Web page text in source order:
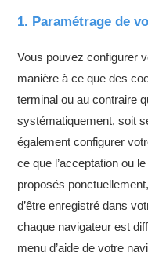
1. Paramétrage de
Vous pouvez configurer
manière à ce que des
terminal ou au contraire
systématiquement, soit
également configurer
ce que l’acceptation ou
proposés
d’être enregistré dans
chaque navigateur est
menu d’aide de votre